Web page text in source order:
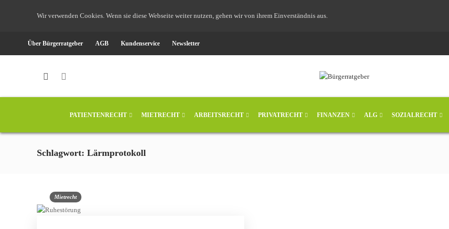
Wir verwenden Cookies. Wenn sie diese Webseite weiter nutzen, gehen wir von ihrem Einverständnis aus.
Über Bürgerratgeber AGB Kundenservice Newsletter
PATIENTENRECHT MIETRECHT ARBEITSRECHT PRIVATRECHT FINANZEN ALG SOZIALRECHT
Schlagwort: Lärmprotokoll
Mietrecht